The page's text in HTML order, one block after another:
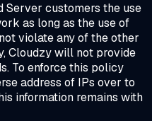
Server customers the use
as long as the use of
violate any of the other
Cloudzy will not provide
To enforce this policy
address of IPs over to
information remains with